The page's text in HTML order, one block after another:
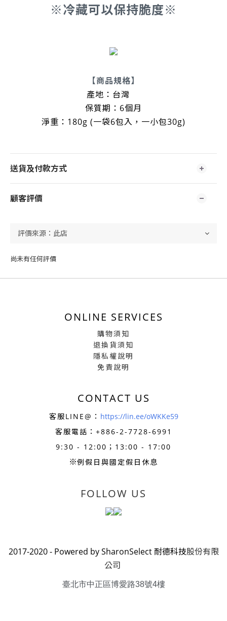
※冷藏可以保持脆度※
【商品規格】
產地：台灣
保質期：6個月
淨重：180g (一袋6包入，一小包30g)
送貨及付款方式
顧客評價
尚未有任何評價
ONLINE SERVICES
購物須知
退換貨須知
隱私權說明
免責說明
CONTACT US
客服LINE@： https://lin.ee/oWKKe59
客服電話：+886-2-7728-6991
9:30 - 12:00；13:00 - 17:00
※例假日與國定假日休息
FOLLOW US
2017-2020 - Powered by SharonSelect 耐德科技股份有限
公司
臺北市中正區博愛路38號4樓